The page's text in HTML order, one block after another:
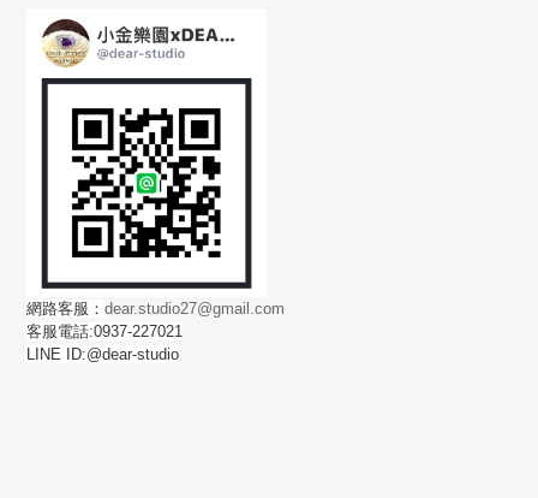
網路客服：dear.studio27@gmail.com
客服電話:0937-227021
LINE ID:@dear-studio